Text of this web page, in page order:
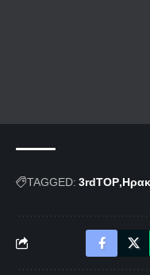
TAGGED: 3rdTOP